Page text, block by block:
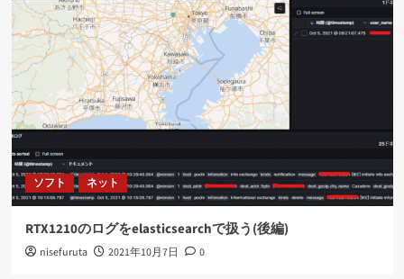
ソフト ネット
RTX1210のログをelasticsearchで扱う(後編)
nisefuruta 2021年10月7日 0